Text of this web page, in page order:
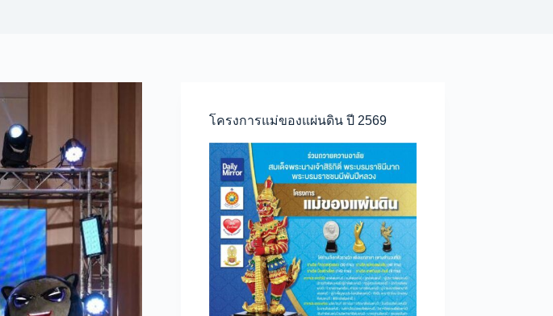
โครงการแม่ของแผ่นดิน ปี 2569